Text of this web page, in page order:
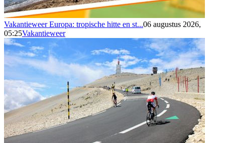
Vakantieweer Europa: tropische hitte en st...06 augustus 2026,
05:25Vakantieweer